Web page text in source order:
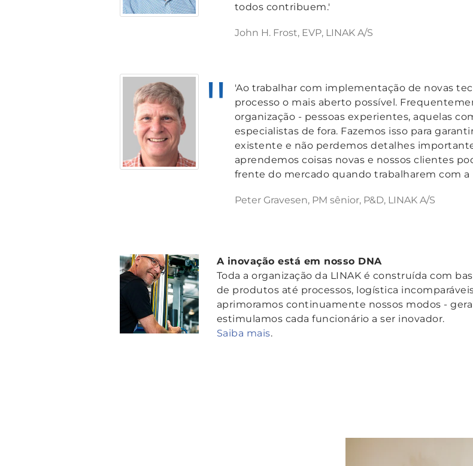
todos contribuem.'
John H. Frost, EVP, LINAK A/S
'Ao trabalhar com implementação de novas
processo o mais aberto possível.
organização - pessoas experientes, aquelas
especialistas de fora. Fazemos isso para
existente e não perdemos detalhes
aprendemos coisas novas e nossos clientes
frente do mercado quando trabalharem com a
Peter Gravesen, PM sênior, P&D, LINAK A/S
A inovação está em nosso DNA
Toda a organização da LINAK é construída com
de produtos até processos, logística
aprimoramos continuamente nossos modos -
estimulamos cada funcionário a ser inovador.
Saiba mais.